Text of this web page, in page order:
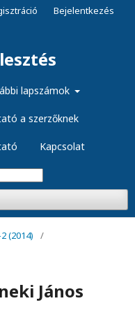
lapszámok
a szerzőknek
Kapcsolat
Bejelentkezés
(2014)
/
János